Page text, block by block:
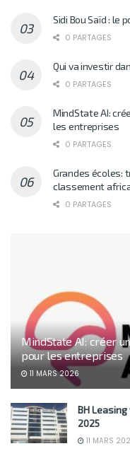
Sidi Bou Saïd : le
0 PARTAGES
Qui va investir
0 PARTAGES
MindState AI:
les entreprises
0 PARTAGES
Grandes écoles:
classement
0 PARTAGES
MindState AI: créer
pour les entreprises
11 MARS 2026
BH
2025
11 MARS